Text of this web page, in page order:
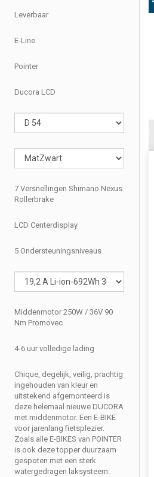
Leverbaar
E-Line
Pointer
Ducora LCD
7 Versnellingen Shimano Nexus
Rollerbrake
LCD Centerdisplay
5 Ondersteuningsniveaus
Middenmotor 250W / 36V 90
Nm Promovec
4-6 uur volledige lading
Chique, degelijk, veilig, prachtig
ingehouden van kleur en
uitstekend afgemonteerd is
deze helemaal nieuwe DUCORA
met middenmotor. Een E-BIKE
voor jarenlang fietsplezier.
Zoals alle E-BIKES van POINTER
is ook deze topper duurzaam
gespoten met een sterk
watergedragen laksysteem.